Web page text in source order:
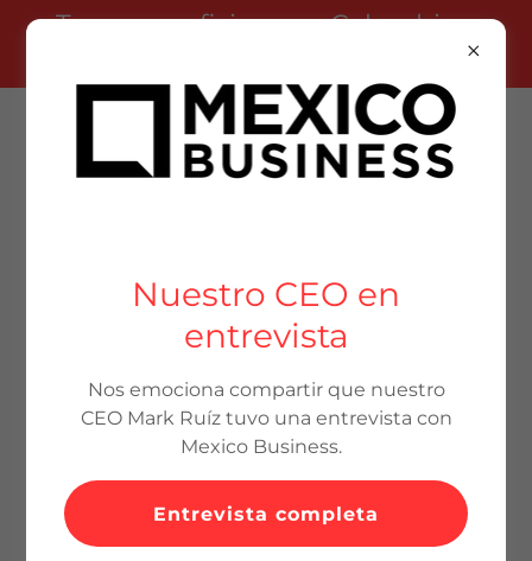
Tenemos oficinas en Colombia y
Connectingology
Al crear una cuenta, puedes recibir boletines
Nuestro CEO en
entrevista
Nos emociona compartir que nuestro
CEO Mark Ruíz tuvo una entrevista con
Mexico Business.
Entrevista completa